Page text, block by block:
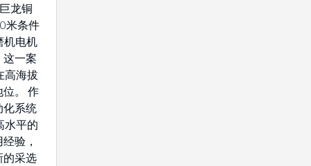
龙铜
米条件
电机
这一案
高海拔
。 作
化系统
水平的
验，
的采选